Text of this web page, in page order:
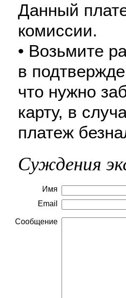
Данный
комиссии.
• Возьмите
в
что нужно
карту, в
платеж
Суждения
Имя
Email
Сообщение